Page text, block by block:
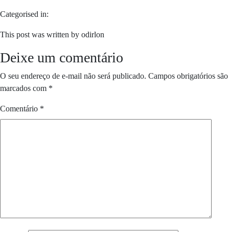
Categorised in:
This post was written by odirlon
Deixe um comentário
O seu endereço de e-mail não será publicado. Campos obrigatórios são
marcados com *
Comentário *